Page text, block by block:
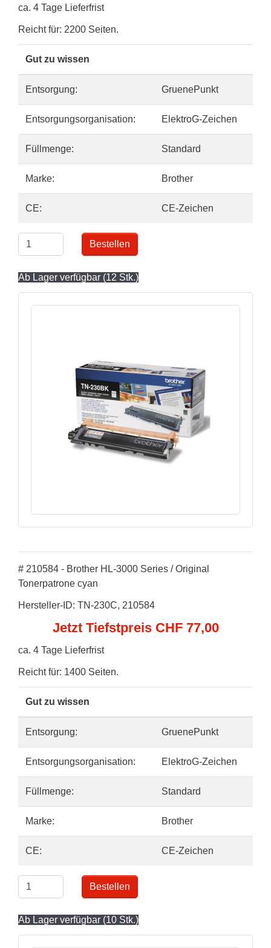
ca. 4 Tage Lieferfrist
Reicht für: 2200 Seiten.
Gut zu wissen
Entsorgung: GruenePunkt
Entsorgungsorganisation: ElektroG-Zeichen
Füllmenge: Standard
Marke: Brother
CE: CE-Zeichen
Bestellen
Ab Lager verfügbar (12 Stk.)
# 210584 - Brother HL-3000 Series / Original
Tonerpatrone cyan
Hersteller-ID: TN-230C, 210584
Jetzt Tiefstpreis CHF 77,00
ca. 4 Tage Lieferfrist
Reicht für: 1400 Seiten.
Gut zu wissen
Entsorgung: GruenePunkt
Entsorgungsorganisation: ElektroG-Zeichen
Füllmenge: Standard
Marke: Brother
CE: CE-Zeichen
Bestellen
Ab Lager verfügbar (10 Stk.)